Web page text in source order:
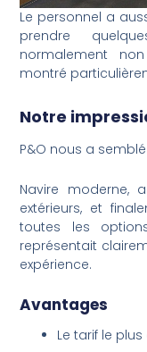
Le personnel a
prendre
normalement
montré
Notre
P&O nous a
Navire moderne,
extérieurs, et
toutes les
représentait
expérience.
Avantages
Le tarif le